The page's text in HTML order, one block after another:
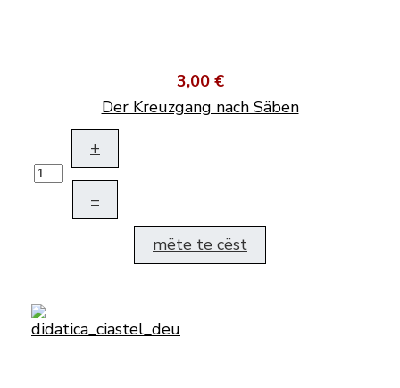
3,00 €
Der Kreuzgang nach Säben
+
–
mëte te cëst